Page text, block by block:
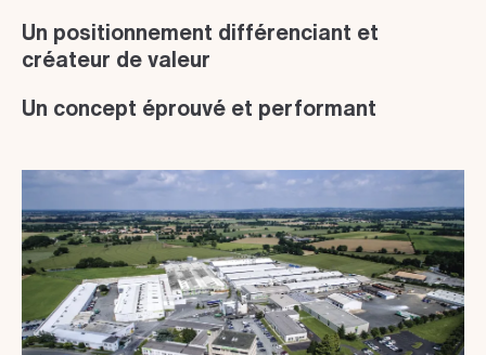
Un positionnement différenciant et
créateur de valeur
Un concept éprouvé et performant